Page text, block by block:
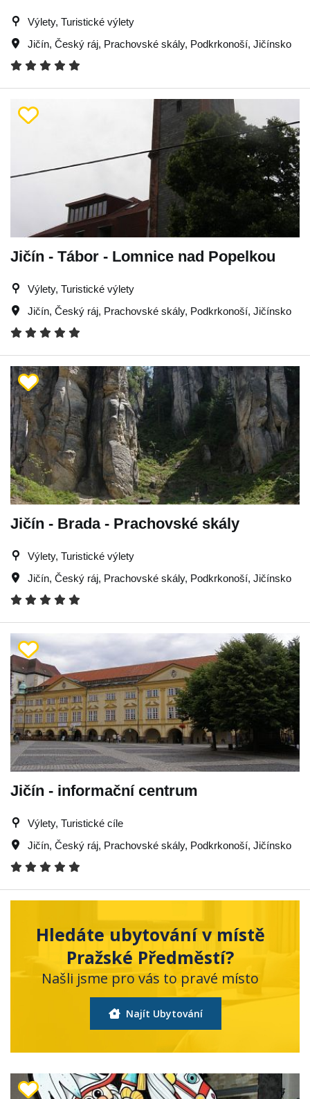
Výlety, Turistické výlety
Jičín, Český ráj, Prachovské skály, Podkrkonoší, Jičínsko
Jičín - Tábor - Lomnice nad Popelkou
Výlety, Turistické výlety
Jičín, Český ráj, Prachovské skály, Podkrkonoší, Jičínsko
Jičín - Brada - Prachovské skály
Výlety, Turistické výlety
Jičín, Český ráj, Prachovské skály, Podkrkonoší, Jičínsko
Jičín - informační centrum
Výlety, Turistické cíle
Jičín, Český ráj, Prachovské skály, Podkrkonoší, Jičínsko
Hledáte ubytování v místě
Pražské Předměstí?
Našli jsme pro vás to pravé místo
Najít Ubytování